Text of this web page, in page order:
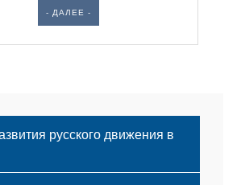
- ДАЛЕЕ -
русского движения в